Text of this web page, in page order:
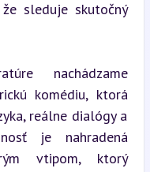
sleduje skutočný
nachádzame
komédiu, ktorá
reálne dialógy a
je nahradená
vtipom, ktorý